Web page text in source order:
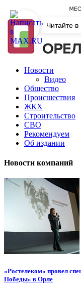
Новости
Видео
Общество
Происшествия
ЖКХ
Строительство
СВО
Рекомендуем
Об издании
Новости компаний
«Ростелеком» провел
Победы» в Орле
Читайте в